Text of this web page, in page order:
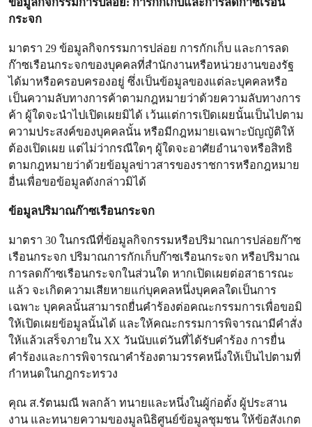
กระจก
มาตรา 29 ข้อมูลกิจกรรมการปล่อย การกักเก็บ และการลด
ก๊าซเรือนกระจกของบุคคลที่สำนักงานหรือหน่วยงานของรัฐ
ได้มาหรือครอบครองอยู่ ซึ่งเป็นข้อมูลของแต่ละบุคคลหรือ
เป็นความลับทางการค้าตามกฎหมายว่าด้วยความลับทางการ
ค้า ผู้ใดจะนำไปเปิดเผยมิได้ เว้นแต่การเปิดเผยนั้นเป็นไปตาม
ความประสงค์ของบุคคลนั้น หรือมีกฎหมายเฉพาะบัญญัติให้
ต้องเปิดเผย แต่ไม่ว่ากรณีใดๆ ผู้ใดจะอาศัยอำนาจหรือสิทธิ
ตามกฎหมายว่าด้วยข้อมูลข่าวสารของราชการหรือกฎหมาย
อื่นเพื่อขอข้อมูลดังกล่าวมิได้
ข้อมูลปริมาณก๊าซเรือนกระจก
มาตรา 30 ในกรณีที่ข้อมูลกิจกรรมหรือปริมาณการปล่อยก๊าซ
เรือนกระจก ปริมาณการกักเก็บก๊าซเรือนกระจก หรือปริมาณ
การลดก๊าซเรือนกระจกในส่วนใด หากเปิดเผยต่อสาธารณะ
แล้ว จะเกิดความเสียหายแก่บุคคลหนึ่งบุคคลใดเป็นการ
เฉพาะ บุคคลนั้นสามารถยื่นคำร้องต่อคณะกรรมการเพื่อขอมิ
ให้เปิดเผยข้อมูลนั้นได้ และให้คณะกรรมการพิจารณามีคำสั่ง
ให้แล้วเสร็จภายใน XX วันนับแต่วันที่ได้รับคำร้อง การยื่น
คำร้องและการพิจารณาคำร้องตามวรรคหนึ่งให้เป็นไปตามที่
กำหนดในกฎกระทรวง
คุณ ส.รัตนมณี พลกล้า ทนายและหนึ่งในผู้ก่อตั้ง ผู้ประสาน
งาน และทนายความของมูลนิธิศูนย์ข้อมูลชุมชน ให้ข้อสังเกต